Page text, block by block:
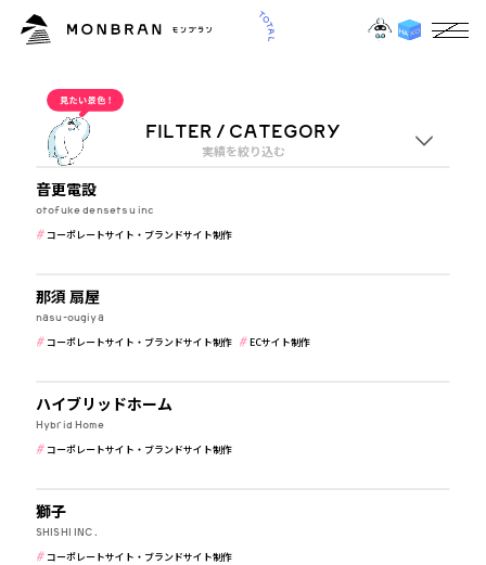
OUR WORKS
FILTER / CATEGORY
実績を絞り込む
ジャンル
メーカー・製造業
音更電設
otofuke densetsu inc
コーポレートサイト・ブランドサイト制作
那須 扇屋
nasu-ougiya
コーポレートサイト・ブランドサイト制作
ECサイト制作
ハイブリッドホーム
Hybrid Home
コーポレートサイト・ブランドサイト制作
獅子
SHISHI INC.
コーポレートサイト・ブランドサイト制作